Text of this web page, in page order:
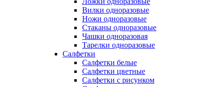
Вилки одноразовые
Ножи одноразовые
Стаканы одноразовые
Чашки одноразовая
Тарелки одноразовые
Салфетки
Салфетки белые
Салфетки цветные
Салфетки с рисунком